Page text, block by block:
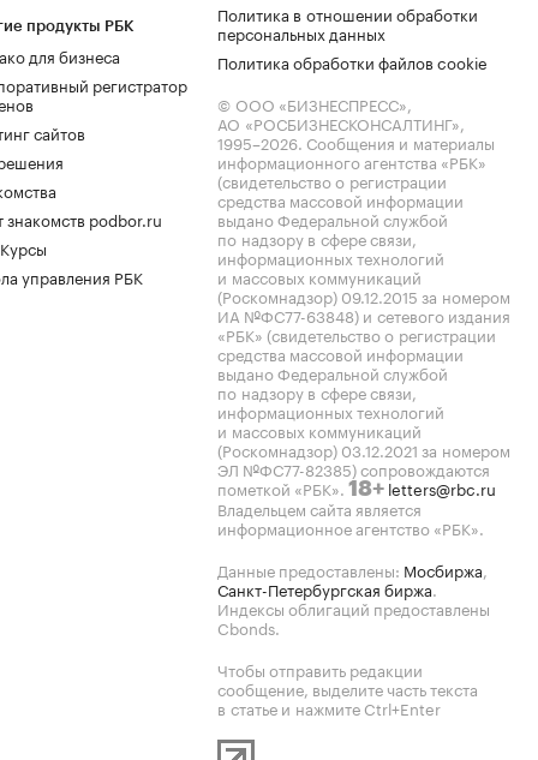
продукты РБК
для бизнеса
регистратор
сайтов
знакомств podbor.ru
управления РБК
Политика в отношении обработки
персональных данных
Политика обработки файлов cookie
© ООО «БИЗНЕСПРЕСС»,
АО «РОСБИЗНЕСКОНСАЛТИНГ»,
1995–2026. Сообщения и материалы
информационного агентства «РБК»
(свидетельство о регистрации
средства массовой информации
выдано Федеральной службой
по надзору в сфере связи,
информационных технологий
и массовых коммуникаций
(Роскомнадзор) 09.12.2015 за номером
ИА №ФС77-63848) и сетевого издания
«РБК» (свидетельство о регистрации
средства массовой информации
выдано Федеральной службой
по надзору в сфере связи,
информационных технологий
и массовых коммуникаций
(Роскомнадзор) 03.12.2021 за номером
ЭЛ №ФС77-82385) сопровождаются
пометкой «РБК». 18+ letters@rbc.ru
Владельцем сайта является
информационное агентство «РБК».
Данные предоставлены: Мосбиржа,
Санкт-Петербургская биржа.
Индексы облигаций предоставлены
Cbonds.
Чтобы отправить редакции
сообщение, выделите часть текста
в статье и нажмите Ctrl+Enter